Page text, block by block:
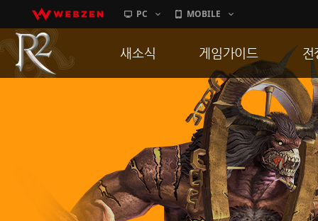
PC MOBILE
새소식
이벤트
히스토리
PC방으로간다
게임가이드
게임 특징
서버가이드
신병훈련소
세부가이드
통합보급센터
전
통
공